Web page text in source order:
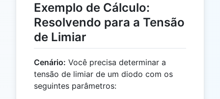
Exemplo de Cálculo:
Resolvendo para a Tensão
de Limiar
Cenário: Você precisa determinar a
tensão de limiar de um diodo com os
seguintes parâmetros: